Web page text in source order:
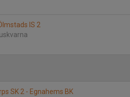
IS 2
SK 2 - Egnahems BK